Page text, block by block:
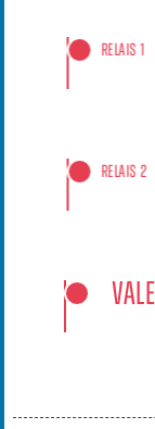
Relais 1
Relais 2